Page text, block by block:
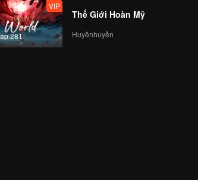
281
VIP
Thế Giới Hoàn Mỹ
Huyềnhuyễn